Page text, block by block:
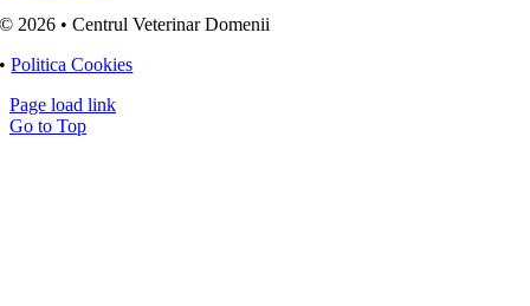
© 2026 • Centrul Veterinar Domenii
•Politica Cookies
Page load link
Go to Top